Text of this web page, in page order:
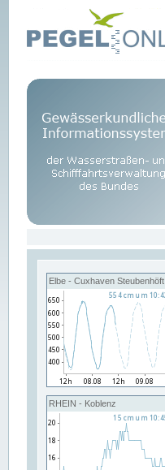
Elbe - Cuxhaven Steubenhöft
RHEIN - Koblenz